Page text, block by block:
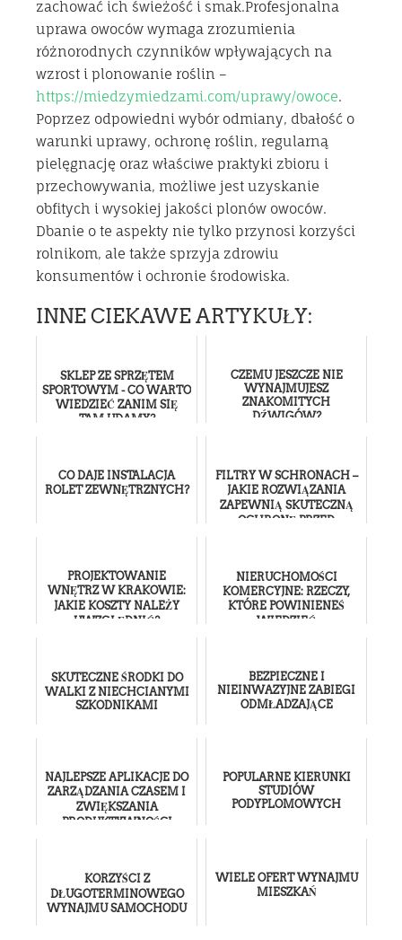
zachować ich świeżość i smak.Profesjonalna
uprawa owoców wymaga zrozumienia
różnorodnych czynników wpływających na
wzrost i plonowanie roślin –
https://miedzymiedzami.com/uprawy/owoce.
Poprzez odpowiedni wybór odmiany, dbałość o
warunki uprawy, ochronę roślin, regularną
pielęgnację oraz właściwe praktyki zbioru i
przechowywania, możliwe jest uzyskanie
obfitych i wysokiej jakości plonów owoców.
Dbanie o te aspekty nie tylko przynosi korzyści
rolnikom, ale także sprzyja zdrowiu
konsumentów i ochronie środowiska.
INNE CIEKAWE ARTYKUŁY:
SKLEP ZE SPRZĘTEM
SPORTOWYM - CO WARTO
WIEDZIEĆ ZANIM SIĘ
TAM UDAMY?
CZEMU JESZCZE NIE
WYNAJMUJESZ
ZNAKOMITYCH
DŹWIGÓW?
CO DAJE INSTALACJA
ROLET ZEWNĘTRZNYCH?
FILTRY W SCHRONACH –
JAKIE ROZWIĄZANIA
ZAPEWNIĄ SKUTECZNĄ
OCHRONĘ PRZED
PROJEKTOWANIE
WNĘTRZ W KRAKOWIE:
JAKIE KOSZTY NALEŻY
UWZGLĘDNIĆ?
NIERUCHOMOŚCI
KOMERCYJNE: RZECZY,
KTÓRE POWINIENEŚ
WIEDZIEĆ
SKUTECZNE ŚRODKI DO
WALKI Z NIECHCIANYMI
SZKODNIKAMI
BEZPIECZNE I
NIEINWAZYJNE ZABIEGI
ODMŁADZAJĄCE
NAJLEPSZE APLIKACJE DO
ZARZĄDZANIA CZASEM I
ZWIĘKSZANIA
PRODUKTYWNOŚCI
POPULARNE KIERUNKI
STUDIÓW
PODYPLOMOWYCH
KORZYŚCI Z
DŁUGOTERMINOWEGO
WYNAJMU SAMOCHODU
WIELE OFERT WYNAJMU
MIESZKAŃ